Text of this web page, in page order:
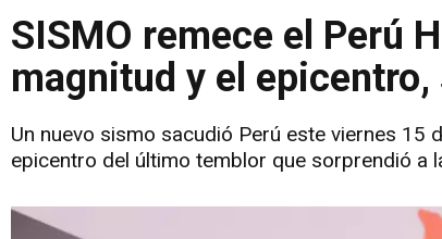
SISMO remece el Perú
magnitud y el epicentro,
Un nuevo sismo sacudió Perú este viernes 15
epicentro del último temblor que sorprendió a